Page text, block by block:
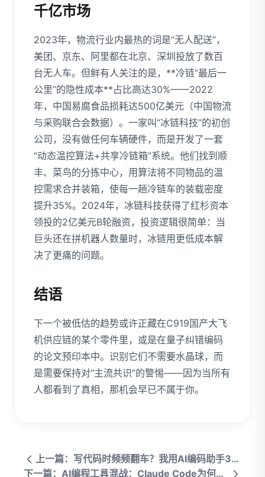
千亿市场
2023年，物流行业内最热的词是“无人配送”，
美团、京东、阿里都在北京、深圳投放了数百
台无人车。但鲜有人关注的是，**冷链“最后一
公里”的隐性成本**占比高达30%——2022
年，中国易腐食品损耗达500亿美元（中国物流
与采购联合会数据）。一家叫“冰链科技”的初创
公司，没有做任何车辆硬件，而是开发了一套
“动态温控算法+共享冷链箱”系统。他们找到顺
丰、菜鸟的分拣中心，用算法将不同物品的温
控需求合并装箱，使每一趟冷链车的装载密度
提升35%。2024年，冰链科技获得了红杉资本
领投的2亿美元B轮融资，投资逻辑很简单：当
巨头还在拼机器人数量时，冰链用更低成本解
决了更痛的问题。
结语
下一个被低估的趋势或许正藏在C919国产大飞
机供应链的某个零件里，或是在量子纠错编码
的论文预印本中。识别它们不需要水晶球，而
是需要保持对“主流共识”的警惕——因为当所有
人都看到了真相，那机会早已不属于你。
上一篇：写代码时频频翻车？我用AI编码助手3个月，Bug率降了70%
下一篇：AI编程工具混战：Claude Code为何让Cursor用户倒戈？